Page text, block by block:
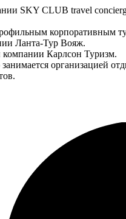
SKY CLUB travel
корпоративным
Ланта-Тур Вояж.
Карлсон Туризм.
организацией